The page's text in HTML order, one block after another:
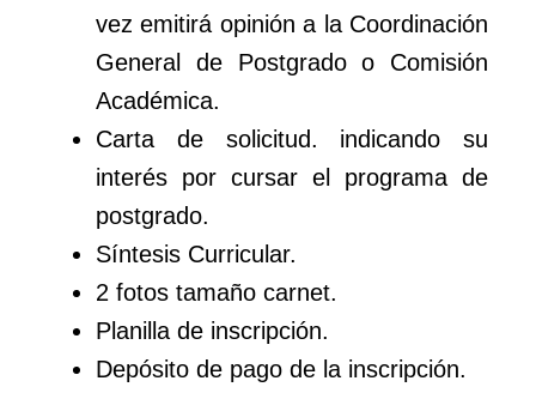
vez emitirá opinión a la Coordinación
General de Postgrado o Comisión
Académica.
Carta de solicitud. indicando su
interés por cursar el programa de
postgrado.
Síntesis Curricular.
2 fotos tamaño carnet.
Planilla de inscripción.
Depósito de pago de la inscripción.